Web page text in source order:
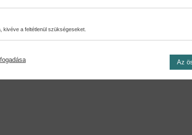
a feltétlenül szükségeseket.
Az